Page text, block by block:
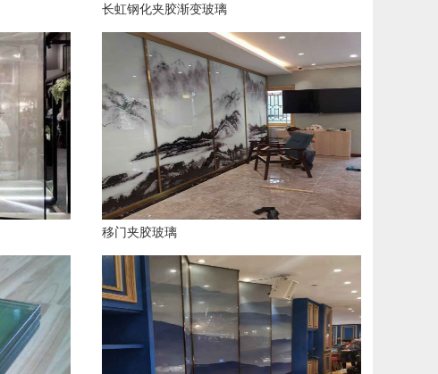
长虹钢化夹胶渐变玻璃
移门夹胶玻璃